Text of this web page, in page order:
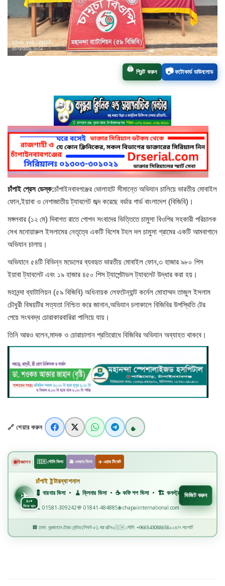
চাঁপাইনবাবগঞ্জ সদর
রাজশাহী বিভাগ
ভোলাহাট
নওগাঁ
রংপুর
চট্টগ্রাম
খাগড়াছড়ি
ব্রাহ্মণবাড়িয়া
পটুয়াখালী
সারাদেশ
লাইফ স্টাইল
বিজ্ঞান ও প্রযুক্তি
অপরাধ
রাজনীতি
🖨️ প্রিন্ট করুন 📷 ফটোকার্ড ডাউনলোড
চাঁপাই প্রেস ডেস্ক:চাঁপাইনবাবগঞ্জের ভোলাহাট সীমান্তে অভিযান চালিয়ে ভারতীয় মোবাইল
ফোন,ইয়াবা ও নেশাজাতীয় ট্যাবলেট জব্দ করেছে বর্ডার গার্ড বাংলাদেশ (বিজিবি)।
মঙ্গলবার (১২ মে) দিবাগত রাতে গোপন সংবাদের ভিত্তিতে চামুসা বিওপির সহকারী পরিচালক
সেখ মনোয়ারুল ইসলামের নেতৃত্বে একটি বিশেষ টহল দল চামুসা গ্রামের একটি আমবাগানে
অভিযান চালায়।
অভিযানে ৫৪টি বিভিন্ন মডেলের ব্যবহৃত ভারতীয় মোবাইল ফোন,৩ হাজার ৯৮০ পিস
ইয়াবা ট্যাবলেট এবং ১৯ হাজার ৪৫০ পিস ট্যাপেন্টাডল ট্যাবলেট উদ্ধার করা হয়।
মহানন্দা ব্যাটালিয়ন (৫৯ বিজিবি) অধিনায়ক লেফটেন্যান্ট কর্নেল মোহাম্মদ তাজুল ইসলাম
চৌধুরী বিষয়টির সত্যতা নিশ্চিত করে জানান,অভিযান চলাকালে বিজিবির উপস্থিতি টের
পেয়ে সংঘবদ্ধ চোরাকারবারিরা পালিয়ে যায়।
তিনি আরও বলেন,মাদক ও চোরাচালান প্রতিরোধে বিজিবির অভিযান অব্যাহত থাকবে।
🔗 শেয়ার করুন
বিজ্ঞাপন | 🇸🇦 সৌদি ভিসা 🕋 ওমরাহ ভিসা ✈️ এয়ার টিকেট
✈৪০+
ভিসা ধরন
চাঁপাই ইন্টারন্যাশনাল
💈 বারবার ভিসা • 🧹 ক্লিনার ভিসা • ☕ কফি শপ ভিসা • 🏗️ কনস্ট্রাকশন ভিসা • 🏭 ফ্যাক্টরি
📞 01581-309242💬 01841-484885🌐 chapaiinternational.com
ভিজিট করুন
🏢 ঢাকা: নুরজাহান ট্রেড সেন্টার (লিফট-৫), নয়া পল্টন◆🇸🇦 সৌদি: +966543088658◆২৪/৭ সাপোর্ট
✈️